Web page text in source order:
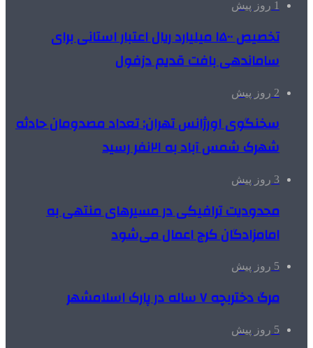
1 روز پیش
تخصیص ۱۵۰۰ میلیارد ریال اعتبار استانی برای
ساماندهی بافت قدیم دزفول
2 روز پیش
سخنگوی اورژانس تهران: تعداد مصدومان حادثه
شهرک شمس آباد به ۲۱نفر رسید
3 روز پیش
محدودیت ترافیکی در مسیرهای منتهی به
امامزادگان کرج اعمال می‌شود
5 روز پیش
مرگ دختربچه ۷ ساله در پارک اسلامشهر
5 روز پیش